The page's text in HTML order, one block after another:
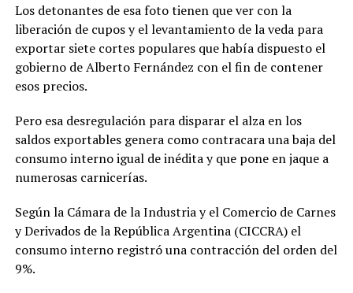
Los detonantes de esa foto tienen que ver con la
liberación de cupos y el levantamiento de la veda para
exportar siete cortes populares que había dispuesto el
gobierno de Alberto Fernández con el fin de contener
esos precios.
Pero esa desregulación para disparar el alza en los
saldos exportables genera como contracara una baja del
consumo interno igual de inédita y que pone en jaque a
numerosas carnicerías.
Según la Cámara de la Industria y el Comercio de Carnes
y Derivados de la República Argentina (CICCRA) el
consumo interno registró una contracción del orden del
9%.